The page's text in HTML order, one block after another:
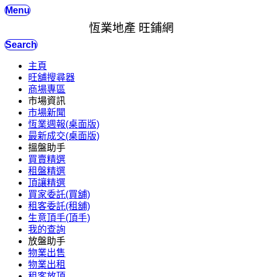
Menu
恆業地產 旺鋪網
Search
主頁
旺舖搜尋器
商場專區
市場資訊
市場新聞
恆業週報(桌面版)
最新成交(桌面版)
搵盤助手
買賣精選
租盤精選
頂讓精選
買家委託(買舖)
租客委託(租舖)
生意頂手(頂手)
我的查詢
放盤助手
物業出售
物業出租